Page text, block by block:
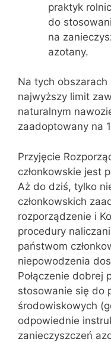
praktyk
do
na
azotany.
Na tych obszarach
najwyższy limit
naturalnym
zaadoptowany na
Przyjęcie
członkowskie jest
Aż do dziś, tylko
członkowskich
rozporządzenie i
procedury
państwom
niepowodzenia
Połączenie dobrej
stosowanie się do
środowiskowych
odpowiednie
zanieczyszczeń